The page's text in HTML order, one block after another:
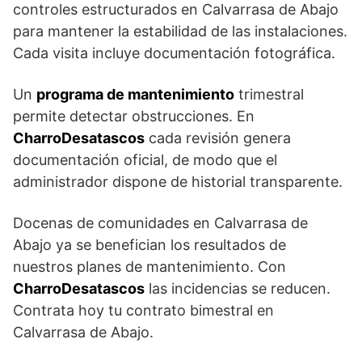
controles estructurados en Calvarrasa de Abajo
para mantener la estabilidad de las instalaciones.
Cada visita incluye documentación fotográfica.
Un programa de mantenimiento trimestral
permite detectar obstrucciones. En
CharroDesatascos cada revisión genera
documentación oficial, de modo que el
administrador dispone de historial transparente.
Docenas de comunidades en Calvarrasa de
Abajo ya se benefician los resultados de
nuestros planes de mantenimiento. Con
CharroDesatascos las incidencias se reducen.
Contrata hoy tu contrato bimestral en
Calvarrasa de Abajo.